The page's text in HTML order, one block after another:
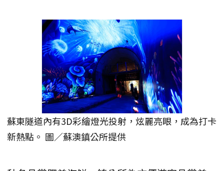
蘇東隧道內有3D彩繪燈光投射，炫麗亮眼，成為打卡
新熱點。 圖／蘇澳鎮公所提供